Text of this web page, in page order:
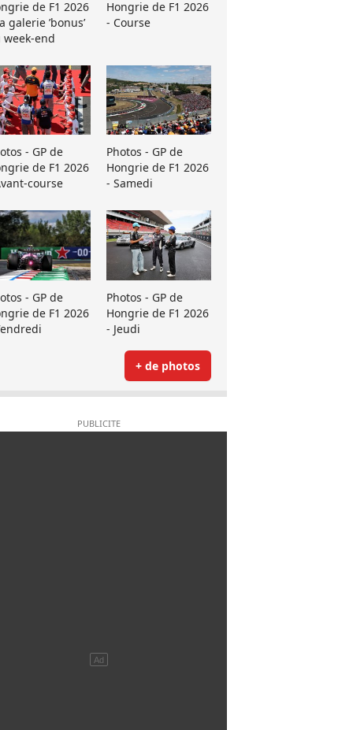
de F1 2026
galerie ’bonus’
week-end
Hongrie de F1 2026
- Course
- GP de
de F1 2026
course
Photos - GP de
Hongrie de F1 2026
- Samedi
- GP de
de F1 2026
Photos - GP de
Hongrie de F1 2026
- Jeudi
+ de photos